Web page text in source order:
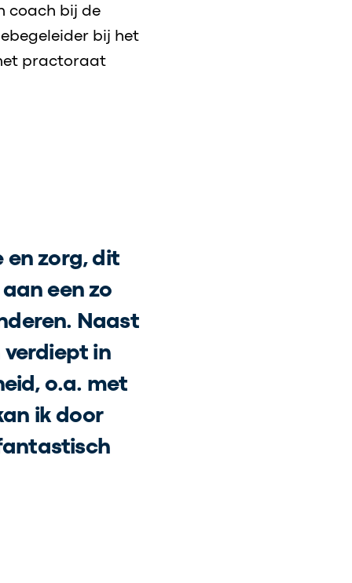
coach bij de
bij het
practoraat
en zorg, dit
een zo
Naast
verdiept in
o.a. met
ik door